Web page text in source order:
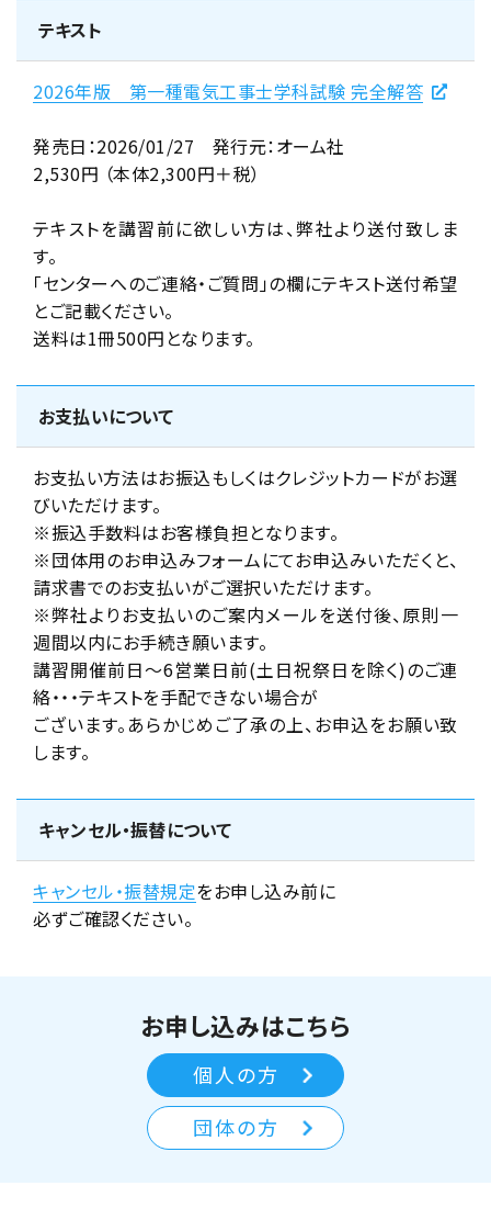
テキスト
2026年版 第一種電気工事士学科試験 完全解答
発売日：2026/01/27 発行元：オーム社
2,530円 （本体2,300円＋税）
テキストを講習前に欲しい方は、弊社より送付致しま
す。
「センターへのご連絡・ご質問」の欄にテキスト送付希望
とご記載ください。
送料は1冊500円となります。
お支払いについて
お支払い方法はお振込もしくはクレジットカードがお選
びいただけます。
※振込手数料はお客様負担となります。
※団体用のお申込みフォームにてお申込みいただくと、
請求書でのお支払いがご選択いただけます。
※弊社よりお支払いのご案内メールを送付後、原則一
週間以内にお手続き願います。
講習開催前日～6営業日前(土日祝祭日を除く)のご連
絡・・・テキストを手配できない場合が
ございます。あらかじめご了承の上、お申込をお願い致
します。
キャンセル・振替について
キャンセル・振替規定をお申し込み前に
必ずご確認ください。
お申し込みはこちら
個人の方
団体の方